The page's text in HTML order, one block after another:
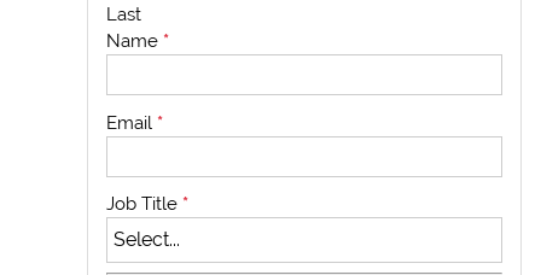
Last
Name *
Email *
Job Title *